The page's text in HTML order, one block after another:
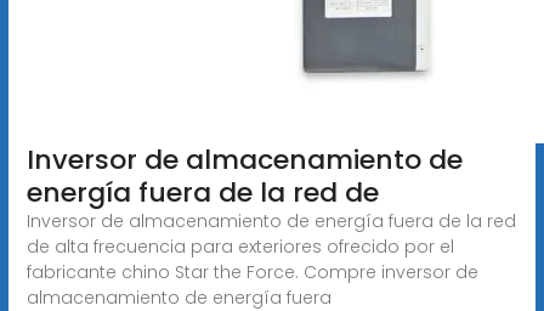
Inversor de almacenamiento de
energía fuera de la red de
Inversor de almacenamiento de energía fuera de la red
de alta frecuencia para exteriores ofrecido por el
fabricante chino Star the Force. Compre inversor de
almacenamiento de energía fuera